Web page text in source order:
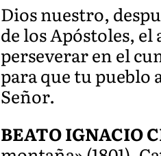
Dios nuestro,
de los Apóstoles,
perseverar en el
para que tu pueblo
Señor.
BEATO IGNACIO